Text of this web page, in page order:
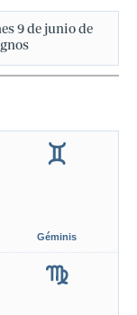
9 de junio de
Géminis